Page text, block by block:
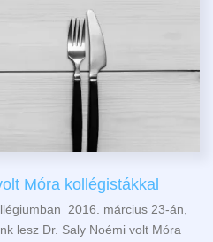
Móra kollégistákkal
2016. március 23-án,
lesz Dr. Saly Noémi volt Móra